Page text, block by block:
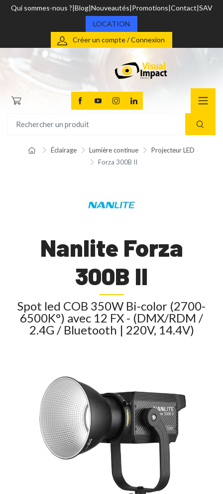
Qui sommes-nous ? Blog Nouveautés Promotions Contact SAV
LOCATION
Créer un compte / Connexion
Éclairage Lumière continue
Projecteur LED
Forza 300B II
Nanlite Forza
300B II
Spot led COB 350W Bi-color (2700-
6500K°) avec 12 FX - (DMX/RDM /
2.4G / Bluetooth | 220V, 14.4V)